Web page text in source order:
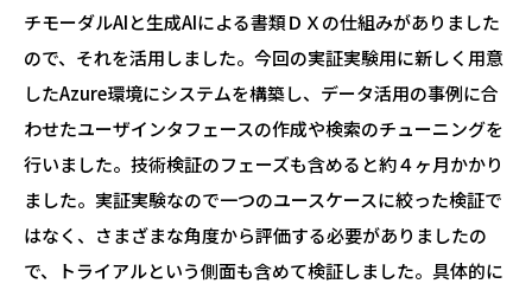
チモーダルAIと生成AIによる書類ＤＸの仕組みがありました
ので、それを活用しました。今回の実証実験用に新しく用意
したAzure環境にシステムを構築し、データ活用の事例に合
わせたユーザインタフェースの作成や検索のチューニングを
行いました。技術検証のフェーズも含めると約４ヶ月かかり
ました。実証実験なので一つのユースケースに絞った検証で
はなく、さまざまな角度から評価する必要がありましたの
で、トライアルという側面も含めて検証しました。具体的に